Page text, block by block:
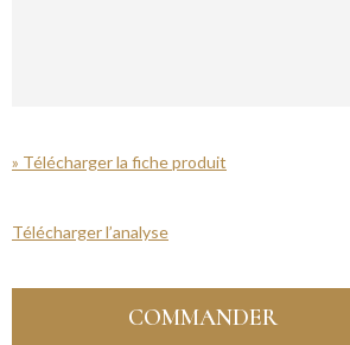
» Télécharger la fiche produit
Télécharger l’analyse
COMMANDER